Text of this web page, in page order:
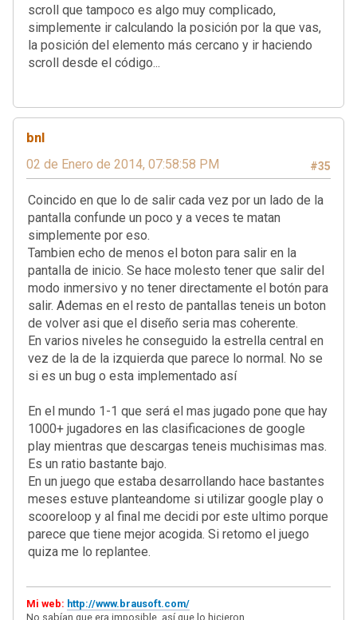
scroll que tampoco es algo muy complicado,
simplemente ir calculando la posición por la que vas,
la posición del elemento más cercano y ir haciendo
scroll desde el código...
bnl
#35
02 de Enero de 2014, 07:58:58 PM
Coincido en que lo de salir cada vez por un lado de la
pantalla confunde un poco y a veces te matan
simplemente por eso.
Tambien echo de menos el boton para salir en la
pantalla de inicio. Se hace molesto tener que salir del
modo inmersivo y no tener directamente el botón para
salir. Ademas en el resto de pantallas teneis un boton
de volver asi que el diseño seria mas coherente.
En varios niveles he conseguido la estrella central en
vez de la de la izquierda que parece lo normal. No se
si es un bug o esta implementado así
En el mundo 1-1 que será el mas jugado pone que hay
1000+ jugadores en las clasificaciones de google
play mientras que descargas teneis muchisimas mas.
Es un ratio bastante bajo.
En un juego que estaba desarrollando hace bastantes
meses estuve planteandome si utilizar google play o
scooreloop y al final me decidi por este ultimo porque
parece que tiene mejor acogida. Si retomo el juego
quiza me lo replantee.
Mi web: http://www.brausoft.com/
No sabían que era imposible, así que lo hicieron.